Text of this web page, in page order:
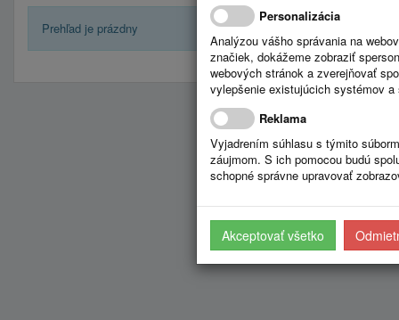
Prehľad je prázdny
Personalizácia
Analýzou vášho správania na
značiek, dokážeme zobraziť
webových stránok a zverejňovať
vylepšenie existujúcich systémov
Reklama
Vyjadrením súhlasu s týmito
záujmom. S ich pomocou budú
schopné správne upravovať
Akceptovať všetko